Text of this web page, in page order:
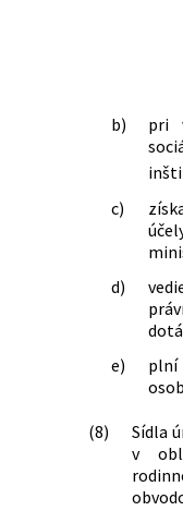
b)
pri
c)
d)
e)
(8)
Sídla
v